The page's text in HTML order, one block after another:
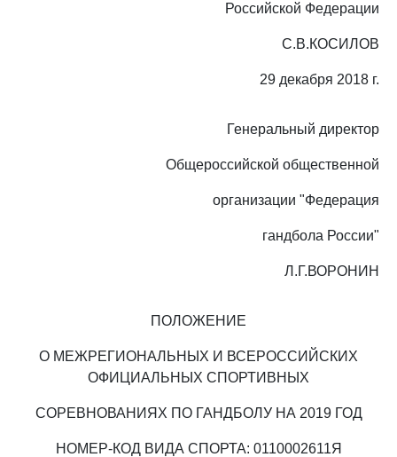
Российской Федерации
С.В.КОСИЛОВ
29 декабря 2018 г.
Генеральный директор
Общероссийской общественной
организации "Федерация
гандбола России"
Л.Г.ВОРОНИН
ПОЛОЖЕНИЕ
О МЕЖРЕГИОНАЛЬНЫХ И ВСЕРОССИЙСКИХ
ОФИЦИАЛЬНЫХ СПОРТИВНЫХ
СОРЕВНОВАНИЯХ ПО ГАНДБОЛУ НА 2019 ГОД
НОМЕР-КОД ВИДА СПОРТА: 0110002611Я